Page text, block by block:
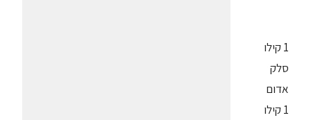
1 קילו
סלק
אדום
1 קילו